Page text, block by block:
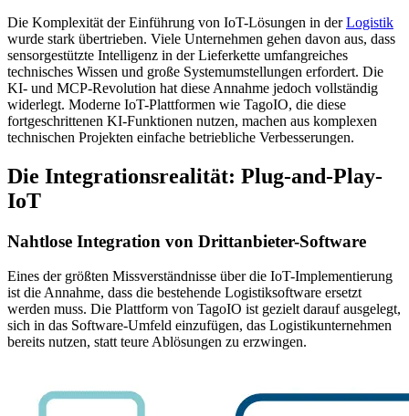
Die Komplexität der Einführung von IoT-Lösungen in derLogistik
wurde stark übertrieben. Viele Unternehmen gehen davon aus, dass
sensorgestützte Intelligenz in der Lieferkette umfangreiches
technisches Wissen und große Systemumstellungen erfordert. Die
KI- und MCP-Revolution hat diese Annahme jedoch vollständig
widerlegt. Moderne IoT-Plattformen wie TagoIO, die diese
fortgeschrittenen KI-Funktionen nutzen, machen aus komplexen
technischen Projekten einfache betriebliche Verbesserungen.
Die Integrationsrealität: Plug-and-Play-
IoT
Nahtlose Integration von Drittanbieter-Software
Eines der größten Missverständnisse über die IoT-Implementierung
ist die Annahme, dass die bestehende Logistiksoftware ersetzt
werden muss. Die Plattform von TagoIO ist gezielt darauf ausgelegt,
sich in das Software-Umfeld einzufügen, das Logistikunternehmen
bereits nutzen, statt teure Ablösungen zu erzwingen.